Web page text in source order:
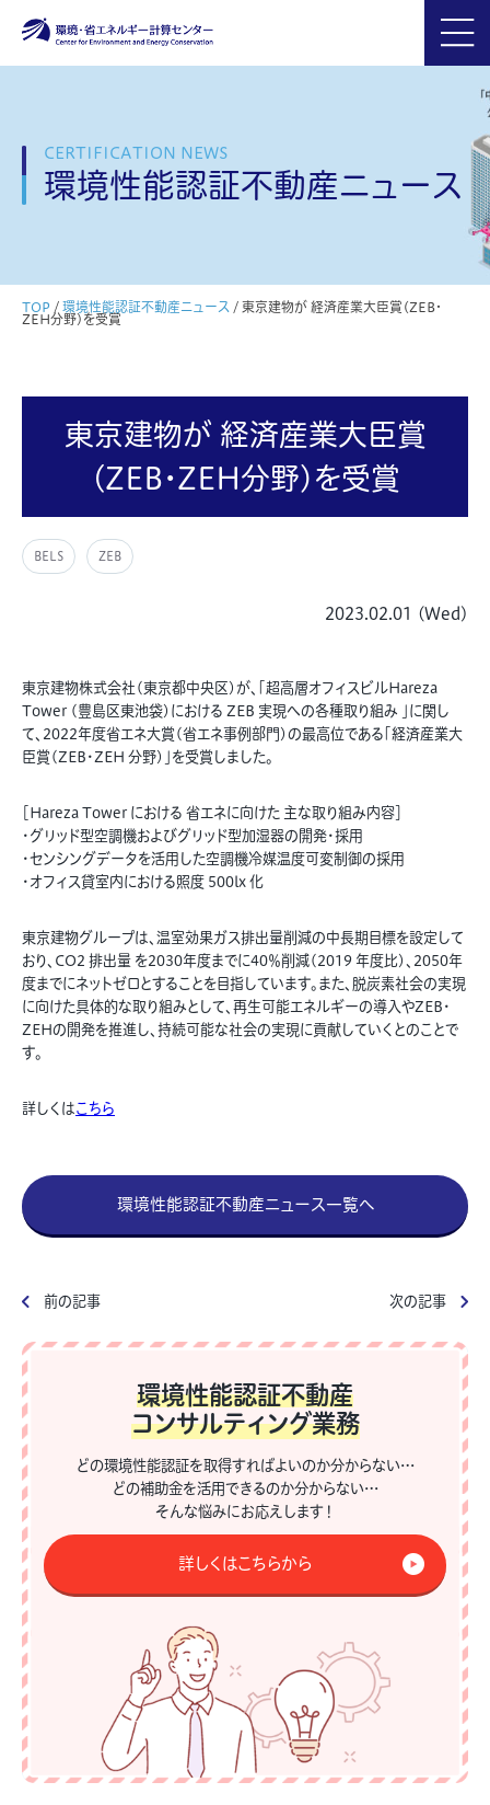
CERTIFICATION NEWS
環境性能認証不動産ニュース
TOP / 環境性能認証不動産ニュース / 東京建物が 経済産業大臣賞(ZEB・
ZEH分野)を受賞
東京建物が 経済産業大臣賞
(ZEB・ZEH分野)を受賞
BELS ZEB
2023.02.01 (Wed)
東京建物株式会社(東京都中央区)が、「超高層オフィスビルHareza
Tower (豊島区東池袋)における ZEB 実現への各種取り組み 」に関し
て、2022年度省エネ大賞(省エネ事例部門)の最高位である「経済産業大
臣賞(ZEB・ZEH 分野)」を受賞しました。
［Hareza Tower における 省エネに向けた 主な取り組み内容］
・グリッド型空調機およびグリッド型加湿器の開発・採用
・センシングデータを活用した空調機冷媒温度可変制御の採用
・オフィス貸室内における照度 500lx 化
東京建物グループは、温室効果ガス排出量削減の中長期目標を設定して
おり、CO2 排出量 を2030年度までに40％削減(2019 年度比)、2050年
度までにネットゼロとすることを目指しています。また、脱炭素社会の実現
に向けた具体的な取り組みとして、再生可能エネルギーの導入やZEB・
ZEHの開発を推進し、持続可能な社会の実現に貢献していくとのことで
す。
詳しくはこちら
環境性能認証不動産ニュース一覧へ
前の記事 次の記事
環境性能認証不動産
コンサルティング業務
どの環境性能認証を取得すればよいのか分からない…
どの補助金を活用できるのか分からない…
そんな悩みにお応えします！
詳しくはこちらから